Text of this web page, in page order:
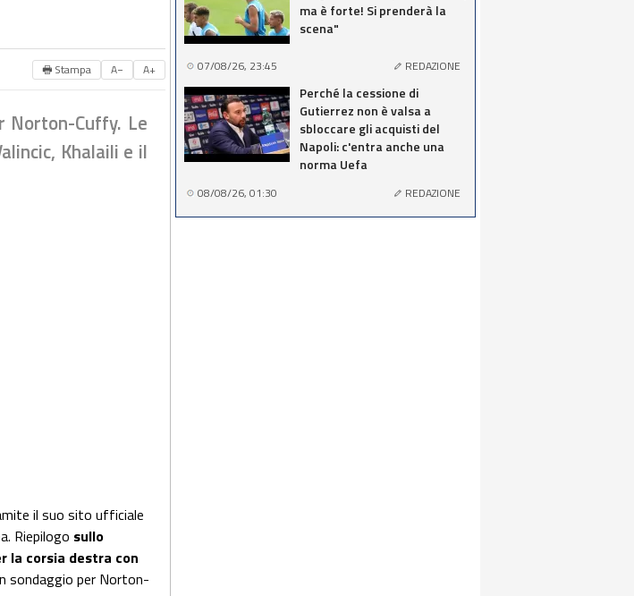
🖶 Stampa A− A+
Norton-Cuffy. Le
Khalaili e il
il suo sito ufficiale
Riepilogo sullo
la corsia destra con
sondaggio per Norton-
ma è forte! Si prenderà la
scena"
07/08/26, 23:45 REDAZIONE
Perché la cessione di
Gutierrez non è valsa a
sbloccare gli acquisti del
Napoli: c'entra anche una
norma Uefa
08/08/26, 01:30 REDAZIONE